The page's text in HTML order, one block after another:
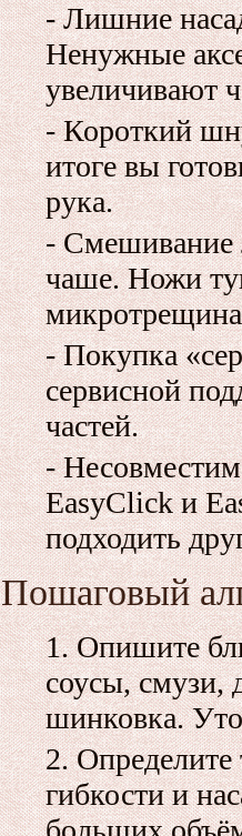
- Лишние
Ненужные
увеличивают
- Короткий
итоге вы
рука.
- Смешивание
чаше. Ножи
- Покупка
сервисной
частей.
-
EasyClick и
подходить
Пошаговый
Опишите
соусы, смузи,
шинковка.
гибкости и